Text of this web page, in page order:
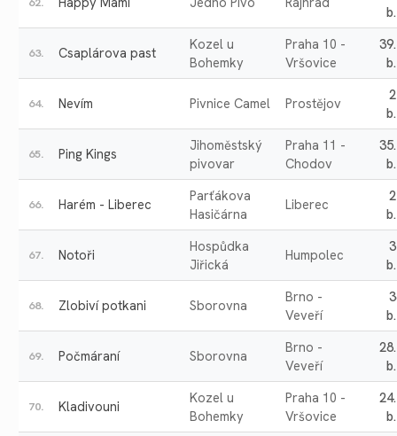
b.
63. Csaplárova past
Kozel u
Bohemky
Praha 10 -
Vršovice
b.
64. Nevím Pivnice Camel Prostějov
b.
65. Ping Kings
Jihoměstský
pivovar
Praha 11 -
Chodov
b.
66. Harém - Liberec
Parťákova
Hasičárna
Liberec
b.
67. Notoři
Hospůdka
Jiřická
Humpolec
b.
68. Zlobiví potkani Sborovna
Brno -
Veveří
b.
69. Počmáraní Sborovna
Brno -
Veveří
b.
70. Kladivouni
Kozel u
Bohemky
Praha 10 -
Vršovice
b.